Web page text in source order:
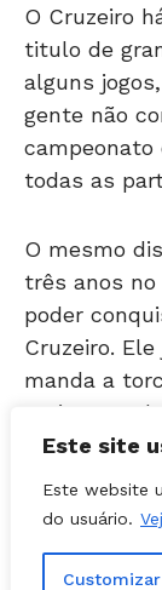
Este site
Este website
do usuário.
Customizar
titulo de
alguns
gente não
campeonato
todas as
três anos no
poder
Cruzeiro.
manda a
muito
tantos anos
clube”,
No entanto,
precisam